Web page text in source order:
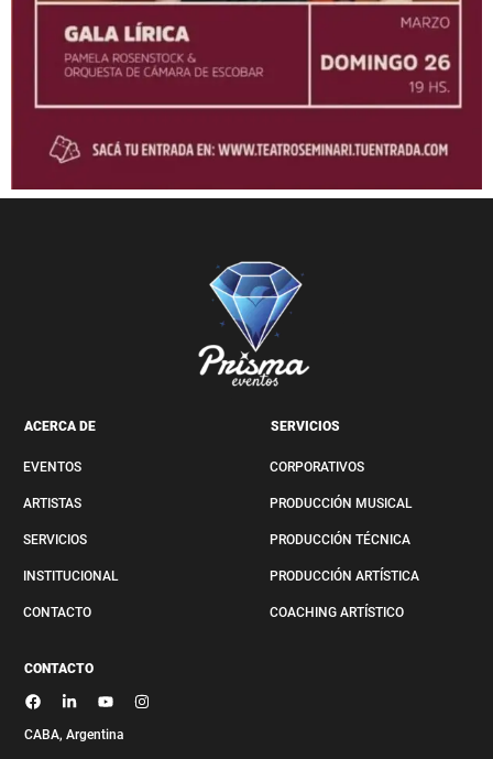
ACERCA DE
EVENTOS
ARTISTAS
SERVICIOS
INSTITUCIONAL
CONTACTO
SERVICIOS
CORPORATIVOS
PRODUCCIÓN MUSICAL
PRODUCCIÓN TÉCNICA
PRODUCCIÓN ARTÍSTICA
COACHING ARTÍSTICO
CONTACTO
CABA, Argentina